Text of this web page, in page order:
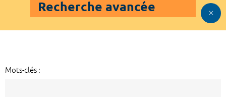
Recherche avancée
Mots-clés :